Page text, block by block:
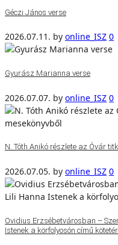
Géczi János verse
2026.07.11. by online_ISZ 0
Gyurász Marianna verse
2026.07.07. by online_ISZ 0
N. Tóth Anikó részlete az Óvár
2026.07.05. by online_ISZ 0
Ovidius Erzsébetvárosban –
Istenek a körfolyosón című